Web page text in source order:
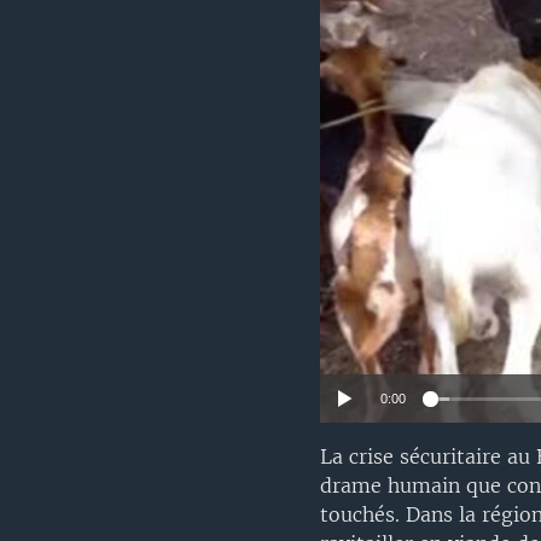
0:00
La crise sécuritaire au
drame humain que
touchés. Dans la